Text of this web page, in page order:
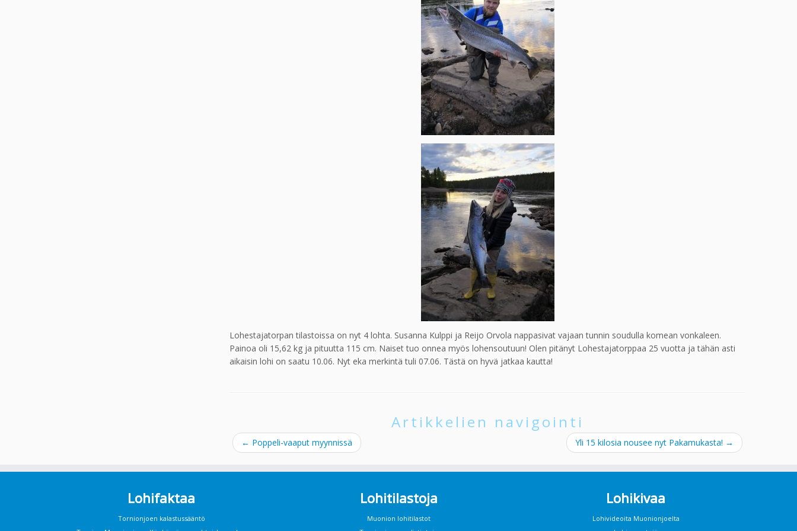
Lohestajatorpan tilastoissa on nyt 4 lohta. Susanna Kulppi ja Reijo Orvola nappasivat vajaan tunnin soudulla komean vonkaleen.
Painoa oli 15,62 kg ja pituutta 115 cm. Naiset tuo onnea myös lohensoutuun! Olen pitänyt Lohestajatorppaa 25 vuotta ja tähän asti
aikaisin lohi on saatu 10.06. Nyt eka merkintä tuli 07.06. Tästä on hyvä jatkaa kautta!
Artikkelien navigointi
← Poppeli-vaaput myynnissä Yli 15 kilosia nousee nyt Pakamukasta! →
Lohifaktaa
Tornionjoen kalastussääntö
Lohitilastoja
Muonion lohitilastot
Lohikivaa
Lohivideoita Muonionjoelta